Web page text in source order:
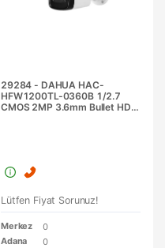
29284 - DAHUA HAC-
HFW1200TL-0360B 1/2.7
CMOS 2MP 3.6mm Bullet HD-
Lütfen Fiyat Sorunuz!
Merkez
0
Adana
0